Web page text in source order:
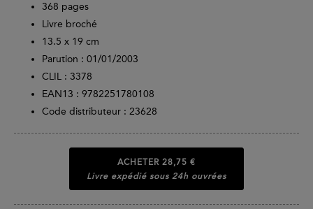
368 pages
Livre broché
13.5 x 19 cm
Parution : 01/01/2003
CLIL : 3378
EAN13 : 9782251780108
Code distributeur : 23628
ACHETER 28,75 €
Livre expédié sous 24h ouvrées